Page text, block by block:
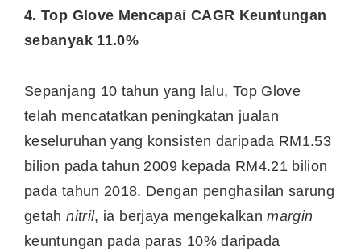
4. Top Glove Mencapai CAGR Keuntungan
sebanyak 11.0%
Sepanjang 10 tahun yang lalu, Top Glove
telah mencatatkan peningkatan jualan
keseluruhan yang konsisten daripada RM1.53
bilion pada tahun 2009 kepada RM4.21 bilion
pada tahun 2018. Dengan penghasilan sarung
getahnitril, ia berjaya mengekalkanmargin
keuntungan pada paras 10% daripada